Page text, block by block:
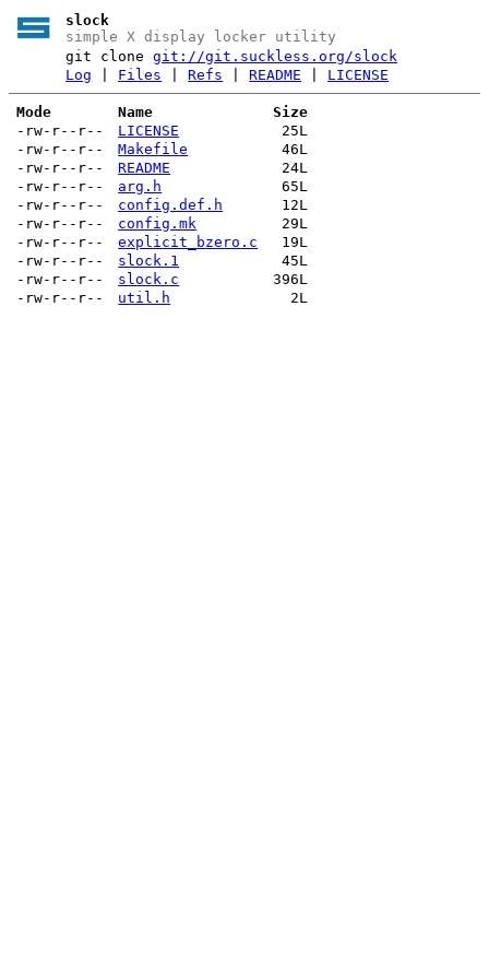
slock
simple X display locker utility
git clonegit://git.suckless.org/slock
Log
Files |Refs |README LICENSE
Mode Name
Size
-rw-r--r--
LICENSE
25L
-rw-r--r--
Makefile
46L
-rw-r--r--
README
24L
-rw-r--r--
arg.h
65L
-rw-r--r--
config.def.h
12L
-rw-r--r--
config.mk
29L
-rw-r--r--
explicit_bzero.c
19L
-rw-r--r--
slock.1
45L
-rw-r--r--
slock.c
396L
-rw-r--r--
util.h 2L